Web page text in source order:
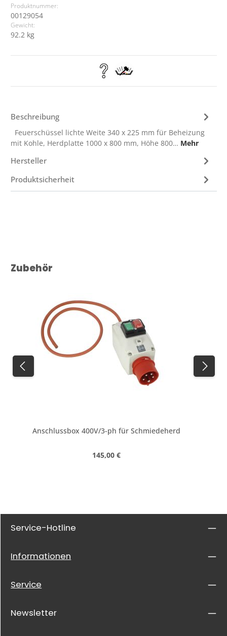
Produktnummer:
00129054
Gewicht:
92.2 kg
Beschreibung
Feuerschüssel lichte Weite 340 x 225 mm für Beheizung
mit Kohle, Herdplatte 1000 x 800 mm, Höhe 800… Mehr
Hersteller
Produktsicherheit
Produktgalerie überspringen
Zubehör
Anschlussbox 400V/3-ph für Schmiedeherd
Regulärer Preis:
145,00 €
Service-Hotline
Informationen
Service
Newsletter